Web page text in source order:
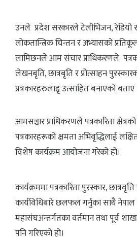
उनले प्रदेश सरकारले टेलीभिजन, रेडियो
लोकतान्त्रिक चिन्तन र अभ्यासको
लामिछनले आम संचार प्राधिकरणले
लेखनबृति, छात्रबृति र प्रोत्साहन
प्रत्रकारहरुलाइृ उत्साहित बनाएको बताए
आमसञ्चार प्राधिकरणले पत्रकारिता क्षेत्रको
पत्रकारहरूको क्षमता अभिवृद्धिलाई
विशेष कार्यक्रम आयोजना गरेको हो।
कार्यक्रममा पत्रकारिता पुरस्कार,
कार्यविधिबारे छलफल गर्नुका साथै नेपाल
महासंघअन्तर्गतका वर्तमान तथा पूर्व
पनि गरिएको हो।